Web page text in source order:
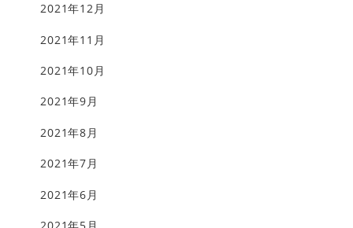
2021年12月
2021年11月
2021年10月
2021年9月
2021年8月
2021年7月
2021年6月